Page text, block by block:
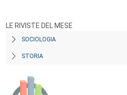
LE RIVISTE DEL MESE
SOCIOLOGIA
STORIA